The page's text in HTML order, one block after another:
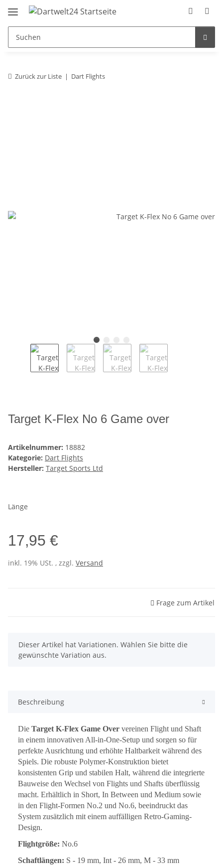
Zurück zur Liste Dart Flights
Target K-Flex No 6 Game over
Artikelnummer: 18882
Kategorie: Dart Flights
Hersteller: Target Sports Ltd
Länge
17,95 €
inkl. 19% USt. , zzgl. Versand
Frage zum Artikel
x
Dieser Artikel hat Variationen. Wählen Sie bitte die
gewünschte Variation aus.
Beschreibung
Die Target K-Flex Game Over vereinen Flight und Shaft
in einem innovativen All-in-One-Setup und sorgen so für
perfekte Ausrichtung und erhöhte Haltbarkeit während des
Spiels. Die robuste Polymer-Konstruktion bietet
konsistenten Grip und stabilen Halt, während die integrierte
Bauweise den Wechsel von Flights und Shafts überflüssig
macht. Erhältlich in Short, In Between und Medium sowie
in den Flight-Formen No.2 und No.6, beeindruckt das
System zusätzlich mit einem auffälligen Retro-Gaming-
Design.
Flightgröße: No.6
Schaftlängen: S - 19 mm, Int - 26 mm, M - 33 mm